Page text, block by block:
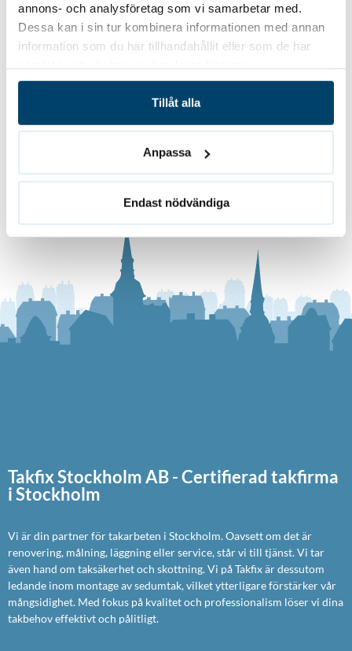
annons- och analysföretag som vi samarbetar med.
Dessa kan i sin tur kombinera informationen med annan
information som du har tillhandahållit eller som de har
Tillåt alla
Anpassa
Endast nödvändiga
Vill du ha ett prisförslag?
Berätta om ditt behov, så återkommer vi med en
Offertförfrågan
Takfix Stockholm AB - Certifierad takfirma
i Stockholm
Vi är din partner för takarbeten i Stockholm. Oavsett om det är
renovering, målning, läggning eller service, står vi till tjänst. Vi tar
även hand om taksäkerhet och skottning. Vi på Takfix är dessutom
ledande inom montage av sedumtak, vilket ytterligare förstärker vår
mångsidighet. Med fokus på kvalitet och professionalism löser vi dina
takbehov effektivt och pålitligt.